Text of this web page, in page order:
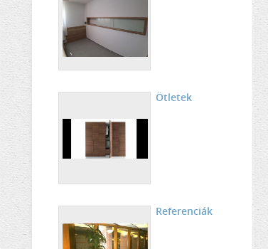
Ötletek
Referenciák